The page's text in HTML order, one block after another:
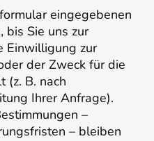
eingegebenen
bis Sie uns zur
Einwilligung zur
der Zweck für die
(z. B. nach
Ihrer Anfrage).
–
– bleiben